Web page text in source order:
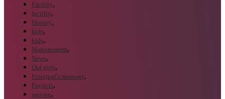
Facility
facility
History
kids
kids
Management
News
Old girls
Principal’s message
Projects
saivian